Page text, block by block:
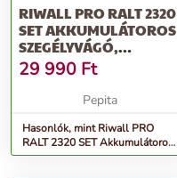
RIWALL PRO RALT 2320
SET AKKUMULÁTOROS
SZEGÉLYVÁGÓ,
NARANCSSÁRGA-
FEKETE
29 990 Ft
Pepita
Hasonlók, mint Riwall PRO
RALT 2320 SET Akkumulátoros
Szegélyvágó, Narancssárga-